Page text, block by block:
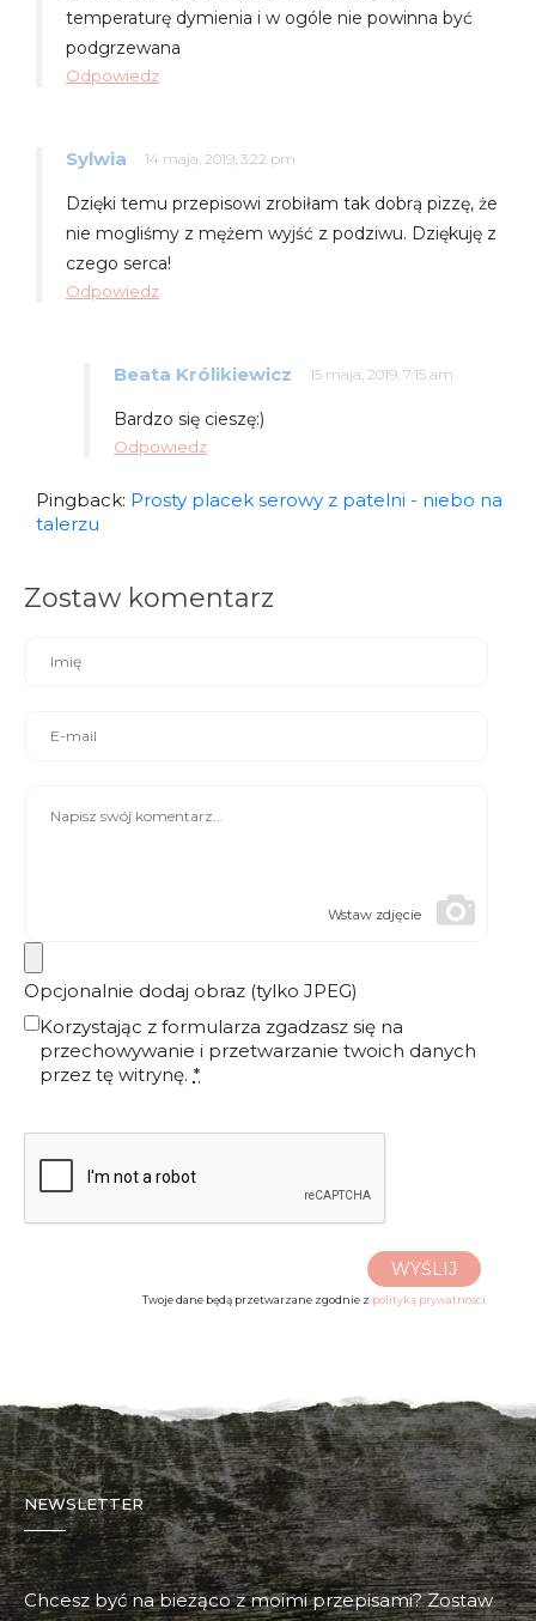
temperaturę dymienia i w ogóle nie powinna być
podgrzewana
Odpowiedz
Sylwia 14 maja, 2019, 3:22 pm
Dzięki temu przepisowi zrobiłam tak dobrą pizzę, że
nie mogliśmy z mężem wyjść z podziwu. Dziękuję z
czego serca!
Odpowiedz
Beata Królikiewicz 15 maja, 2019, 7:15 am
Bardzo się cieszę:)
Odpowiedz
Pingback: Prosty placek serowy z patelni - niebo na
talerzu
Zostaw komentarz
Wstaw zdjęcie
Opcjonalnie dodaj obraz (tylko JPEG)
Korzystając z formularza zgadzasz się na
przechowywanie i przetwarzanie twoich danych
przez tę witrynę. *
WYŚLIJ
Twoje dane będą przetwarzane zgodnie z polityką prywatności.
NEWSLETTER
Chcesz być na bieżąco z moimi przepisami? Zostaw